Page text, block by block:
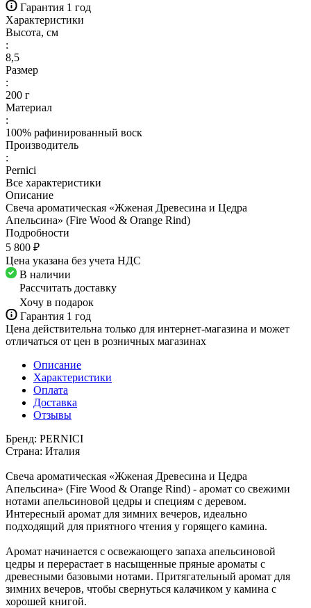
Гарантия 1 год
Характеристики
Высота, см
:
8,5
Размер
:
200 г
Материал
:
100% рафинированный воск
Производитель
:
Pernici
Все характеристики
Описание
Свеча ароматическая «Жженая Древесина и Цедра
Апельсина» (Fire Wood & Orange Rind)
Подробности
5 800 ₽
Цена указана без учета НДС
В наличии
Рассчитать доставку
Хочу в подарок
Гарантия 1 год
Цена действительна только для интернет-магазина и может
отличаться от цен в розничных магазинах
Описание
Характеристики
Оплата
Доставка
Отзывы
Бренд: PERNICI
Страна: Италия
Свеча ароматическая «Жженая Древесина и Цедра
Апельсина» (Fire Wood & Orange Rind) - аромат со свежими
нотами апельсиновой цедры и специям с деревом.
Интересный аромат для зимних вечеров, идеально
подходящий для приятного чтения у горящего камина.
Аромат начинается с освежающего запаха апельсиновой
цедры и перерастает в насыщенные пряные ароматы с
древесными базовыми нотами. Притягательный аромат для
зимних вечеров, чтобы свернуться калачиком у камина с
хорошей книгой.